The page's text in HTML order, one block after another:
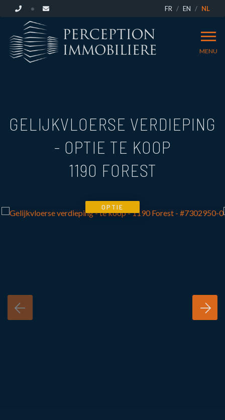
FR EN NL
MENU
GELIJKVLOERSE VERDIEPING
- OPTIE TE KOOP
1190 FOREST
OPTIE